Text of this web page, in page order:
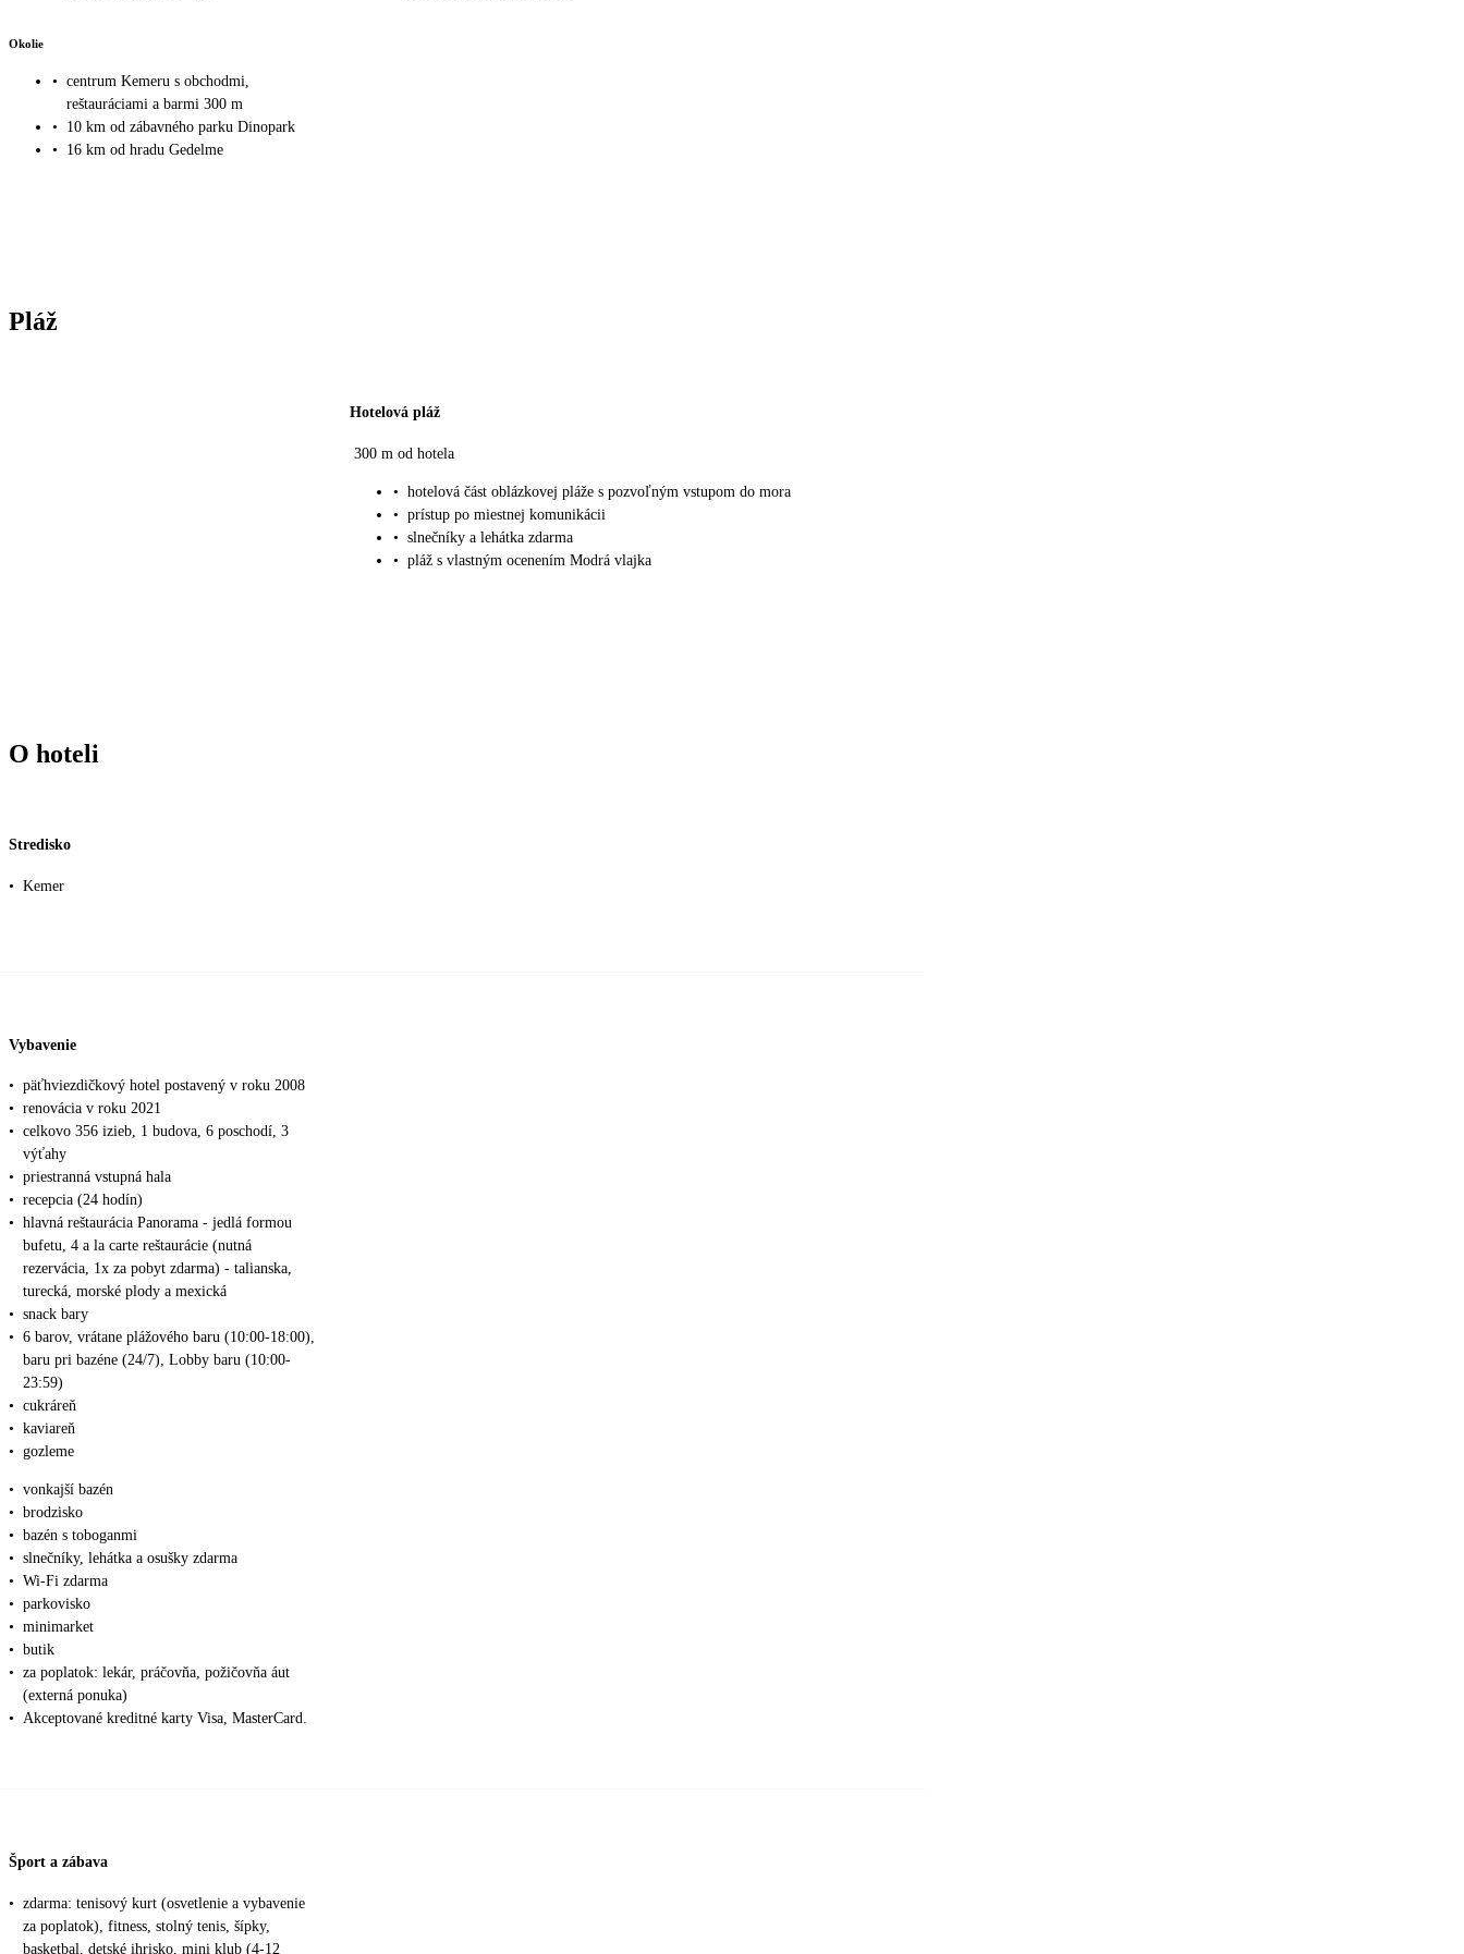
Okolie
• centrum Kemeru s obchodmi,
reštauráciami a barmi 300 m
•
10 km od zábavného parku Dinopark
•
16 km od hradu Gedelme
Pláž
Hotelová pláž
300 m od hotela
• hotelová část oblázkovej pláže s pozvoľným vstupom do mora
• prístup po miestnej komunikácii
• slnečníky a lehátka zdarma
• pláž s vlastným ocenením Modrá vlajka
O hoteli
Stredisko
• Kemer
Vybavenie
• päťhviezdičkový hotel postavený v roku 2008
• renovácia v roku 2021
• celkovo 356 izieb, 1 budova, 6 poschodí, 3
výťahy
• priestranná vstupná hala
• recepcia (24 hodín)
• hlavná reštaurácia Panorama - jedlá formou
bufetu, 4 a la carte reštaurácie (nutná
rezervácia, 1x za pobyt zdarma) - talianska,
turecká, morské plody a mexická
• snack bary
• 6 barov, vrátane plážového baru (10:00-18:00),
baru pri bazéne (24/7), Lobby baru (10:00-
23:59)
• cukráreň
• kaviareň
• gozleme
• vonkajší bazén
• brodzisko
• bazén s toboganmi
• slnečníky, lehátka a osušky zdarma
• Wi-Fi zdarma
• parkovisko
• minimarket
• butik
• za poplatok: lekár, práčovňa, požičovňa áut
(externá ponuka)
• Akceptované kreditné karty Visa, MasterCard.
Šport a zábava
• zdarma: tenisový kurt (osvetlenie a vybavenie
za poplatok), fitness, stolný tenis, šípky,
basketbal, detské ihrisko, mini klub (4-12